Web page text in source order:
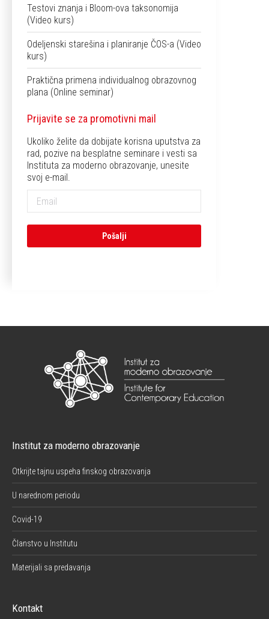
Testovi znanja i Bloom-ova taksonomija
(Video kurs)
Odeljenski starešina i planiranje ČOS-a (Video
kurs)
Praktična primena individualnog obrazovnog
plana (Online seminar)
Prijavite se za promotivni mail
Ukoliko želite da dobijate korisna uputstva za
rad, pozive na besplatne seminare i vesti sa
Instituta za moderno obrazovanje, unesite
svoj e-mail.
Institut za moderno obrazovanje
Otkrijte tajnu uspeha finskog obrazovanja
U narednom periodu
Covid-19
Članstvo u Institutu
Materijali sa predavanja
Kontakt